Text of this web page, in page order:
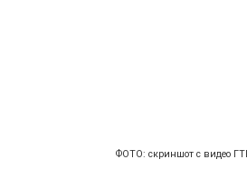
ФОТО: скриншот с видео